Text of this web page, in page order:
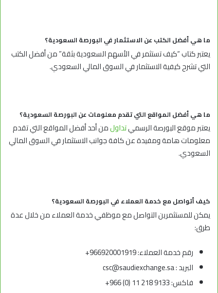
ما هي أفضل الكتب عن الاستثمار في البورصة السعودية؟
يعتبر كتاب “كيف تستثمر في الأسهم السعودية بثقة” من أفضل الكتب
التي تشرح كيفية الاستثمار في السوق المالي السعودي.
ما هي أفضل المواقع التي تقدم معلومات عن البورصة السعودية؟
يعتبر موقع البورصة الرسميتداولمن أحد أفضل المواقع التي تقدم
معلومات هامة ومفيدة عن كافة جوانب الاستثمار في السوق المالي
السعودي.
كيف أتواصل مع خدمة العملاء في البورصة السعودية؟
يمكن للمستثمرين التواصل مع موظفي خدمة العملاء من خلال عدة
طرق:
رقم خدمة العملاء: 966920001919+
البريد : csc@saudiexchange.sa
فاكس: 9133 218 11 (0) 966+